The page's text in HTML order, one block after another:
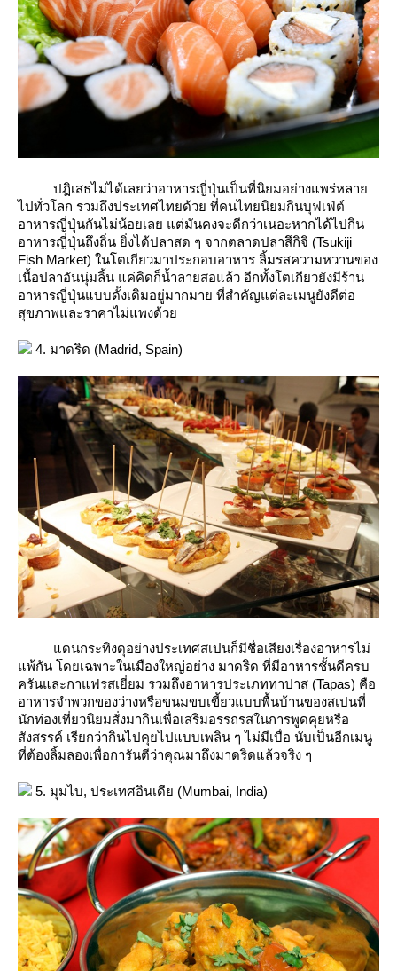
ปฎิเสธไม่ได้เลยว่าอาหารญี่ปุ่นเป็นที่นิยมอย่างแพร่หลา
ไปทั่วโลก รวมถึงประเทศไทยด้วย ที่คนไทยนิยมกินบุฟเฟ่ต์
อาหารญี่ปุ่นกันไม่น้อยเลย แต่มันคงจะดีกว่าเนอะหากได้ไปกิน
อาหารญี่ปุ่นถึงถิ่น ยิ่งได้ปลาสด ๆ จากตลาดปลาสึกิจิ (Tsukiji
Fish Market) ในโตเกียวมาประกอบอาหาร ลิ้มรสความหวานของ
เนื้อปลาอันนุ่มลิ้น แค่คิดก็น้ำลายสอแล้ว อีกทั้งโตเกียวยังมีร้าน
อาหารญี่ปุ่นแบบดั้งเดิมอยู่มากมาย ที่สำคัญแต่ละเมนูยังดีต่อ
สุขภาพและราคาไม่แพงด้ว
4. มาดริด (Madrid, Spain)
ดนกระทิงดุอย่างประเทศสเปนก็มีชื่อเสียงเรื่องอาหารไม่
พ้กัน โดยเฉพาะในเมืองใหญ่อย่าง มาดริด ที่มีอาหารชั้นดีครบ
ครันและกาแฟรสเยี่ยม รวมถึงอาหารประเภททาปาส (Tapas) คือ
อาหารจำพวกของว่างหรือขนมขบเขี้ยวแบบพื้นบ้านของสเปนที่
นักท่องเที่ยวนิยมสั่งมากินเพื่อเสริมอรรถรสในการพูดคุยหรือ
สังสรรค์ เรียกว่ากินไปคุยไปแบบเพลิน ๆ ไม่มีเบื่อ นับเป็นอีกเมนู
ที่ต้องลิ้มลองเพื่อการันตีว่าคุณมาถึงมาดริดแล้วจริง ๆ
5. มุมไบ, ประเทศอินเดีย (Mumbai, India)